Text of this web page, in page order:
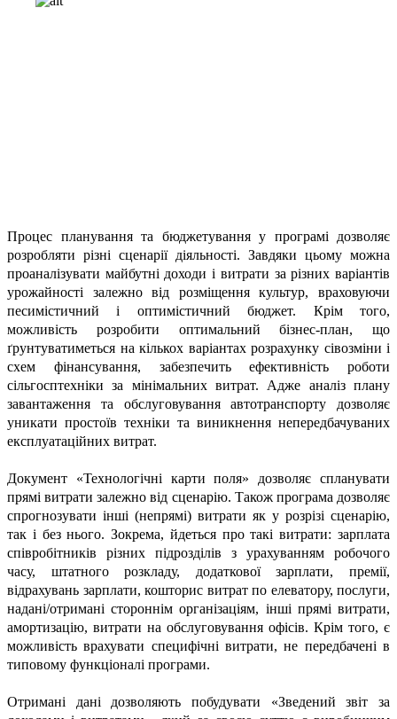
Процес планування та бюджетування у програмі дозволяє
розробляти різні сценарії діяльності. Завдяки цьому можна
проаналізувати майбутні доходи і витрати за різних варіантів
урожайності залежно від розміщення культур, враховуючи
песимістичний і оптимістичний бюджет. Крім того,
можливість розробити оптимальний бізнес-план, що
ґрунтуватиметься на кількох варіантах розрахунку сівозміни і
схем фінансування, забезпечить ефективність роботи
сільгосптехніки за мінімальних витрат. Адже аналіз плану
завантаження та обслуговування автотранспорту дозволяє
уникати простоїв техніки та виникнення непередбачуваних
експлуатаційних витрат.
Документ «Технологічні карти поля» дозволяє спланувати
прямі витрати залежно від сценарію. Також програма дозволяє
спрогнозувати інші (непрямі) витрати як у розрізі сценарію,
так і без нього. Зокрема, йдеться про такі витрати: зарплата
співробітників різних підрозділів з урахуванням робочого
часу, штатного розкладу, додаткової зарплати, премії,
відрахувань зарплати, кошторис витрат по елеватору, послуги,
надані/отримані стороннім організаціям, інші прямі витрати,
амортизацію, витрати на обслуговування офісів. Крім того, є
можливість врахувати специфічні витрати, не передбачені в
типовому функціоналі програми.
Отримані дані дозволяють побудувати «Зведений звіт за